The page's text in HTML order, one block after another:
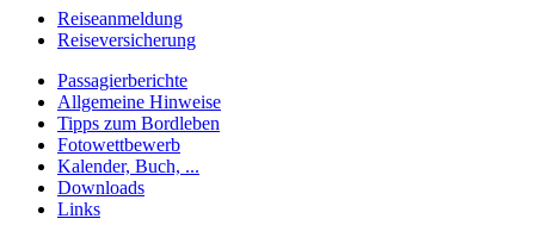
Reiseanmeldung
Reiseversicherung
Passagierberichte
Allgemeine Hinweise
Tipps zum Bordleben
Fotowettbewerb
Kalender, Buch, ...
Downloads
Links